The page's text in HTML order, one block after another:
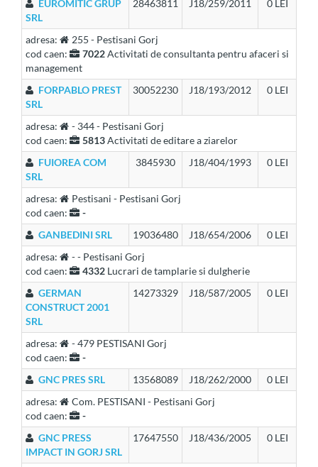
EUROMITIC GRUP
SRL
28463811 J18/259/2011 0 LEI
adresa:
255 - Pestisani Gorj
cod caen:
7022Activitati de consultanta pentru afaceri si
management
FORPABLO PREST
SRL
30052230 J18/193/2012 0 LEI
adresa:
- 344 - Pestisani Gorj
cod caen:
5813Activitati de editare a ziarelor
FUIOREA COM
SRL
3845930 J18/404/1993 0 LEI
adresa:
Pestisani - Pestisani Gorj
cod caen:
-
GANBEDINI SRL
19036480 J18/654/2006
0 LEI
adresa:
- - Pestisani Gorj
cod caen:
4332 Lucrari de tamplarie si dulgherie
GERMAN
CONSTRUCT 2001
SRL
14273329 J18/587/2005 0 LEI
adresa:
- 479 PESTISANI Gorj
cod caen:
-
GNC PRES SRL
13568089 J18/262/2000
0 LEI
adresa:
Com. PESTISANI - Pestisani Gorj
cod caen:
-
GNC PRESS
IMPACT IN GORJ SRL
17647550 J18/436/2005 0 LEI